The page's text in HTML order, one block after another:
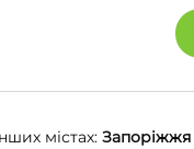
містах: Запоріжжя